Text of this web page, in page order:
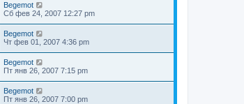
Begemot
Сб фев 24, 2007 12:27 pm
Begemot
Чт фев 01, 2007 4:36 pm
Begemot
Пт янв 26, 2007 7:15 pm
Begemot
Пт янв 26, 2007 7:00 pm